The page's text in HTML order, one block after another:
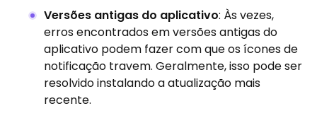
Versões antigas do aplicativo: Às vezes,
erros encontrados em versões antigas do
aplicativo podem fazer com que os ícones de
notificação travem. Geralmente, isso pode ser
resolvido instalando a atualização mais
recente.